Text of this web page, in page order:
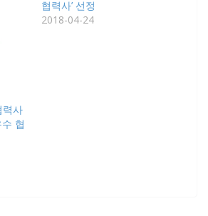
협력사’ 선정
2018-04-24
력사
협